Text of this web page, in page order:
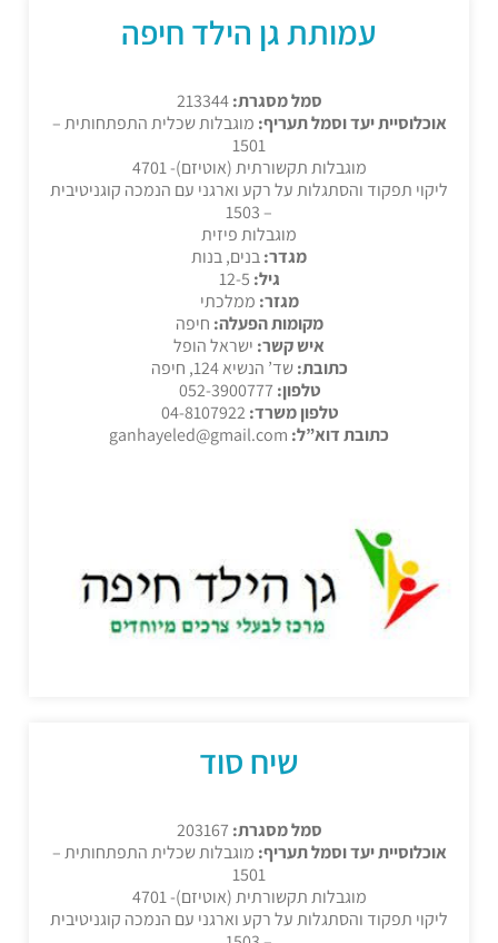
עמותת גן הילד חיפה
סמל מסגרת:213344
אוכלוסיית יעד וסמל תעריף: מוגבלות שכלית התפתחותית –
1501
מוגבלות תקשורתית (אוטיזם)- 4701
ליקוי תפקוד והסתגלות על רקע וארגני עם הנמכה קוגניטיבית
– 1503
מוגבלות פיזית
מגדר:בנים, בנות
גיל: 12-5
מגזר: ממלכתי
מקומות הפעלה: חיפה
איש קשר: ישראל הופל
כתובת:שד’ הנשיא 124, חיפה
טלפון: 052-3900777
טלפון משרד:
כתובת דוא”ל:
שיח סוד
סמל מסגרת:
אוכלוסיית יעד וסמל תעריף: מוגבלות שכלית התפתחותית –
1501
מוגבלות תקשורתית (אוטיזם)- 4701
ליקוי תפקוד והסתגלות על רקע וארגני עם הנמכה קוגניטיבית